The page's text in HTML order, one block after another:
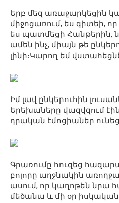
Երբ մեզ առաջարկեցին
միջոցառում, ես գիտեի, որ
ես պատմեցի Հանթերին,
ամեն ինչ, միայն թե
լինի։Կարող եմ
Իմ լավ ընկերուհին
Երեխաները վազվզում
դրական էմոցիաներ
Գրառումը հուզեց
բոլորը աղջնակին
ասում, որ կաղոթեն նրա
մեծանա և մի օր